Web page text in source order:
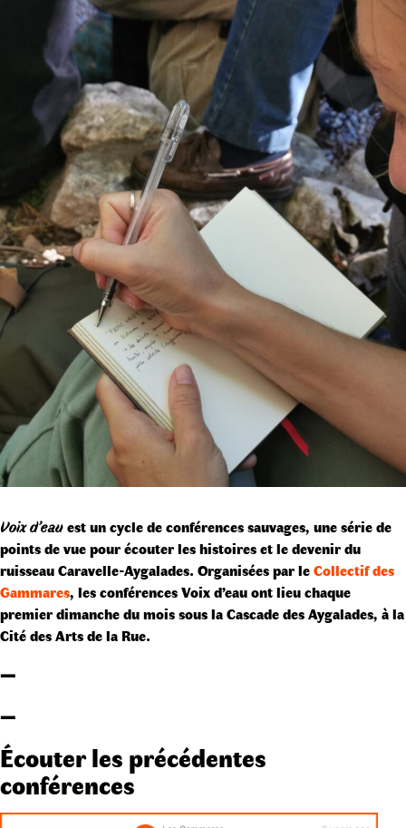
Voix d’eauest un cycle de conférences sauvages, une série de
points de vue pour écouter les histoires et le devenir du
ruisseau Caravelle-Aygalades. Organisées par leCollectif des
Gammares, les conférences Voix d’eau ont lieu chaque
premier dimanche du mois sous la Cascade des Aygalades, à la
Cité des Arts de la Rue.
–
–
Écouter les précédentes
conférences